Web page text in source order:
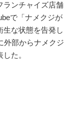
ランチャイズ店舗
で「ナメクジが
生な状態を告発し
外部からナメクジ
た。